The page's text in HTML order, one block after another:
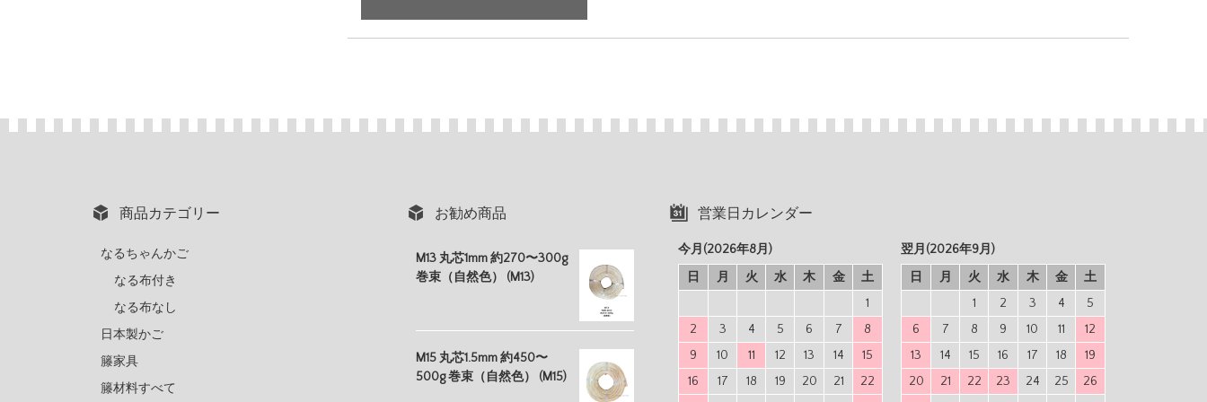
商品カテゴリー
なるちゃんかご
なる布付き
なる布なし
日本製かご
籐家具
籐材料すべて
お勧め商品
M13 丸芯1mm 約270〜300g
巻束（自然色） (M13)
M15 丸芯1.5mm 約450〜
500g 巻束（自然色） (M15)
営業日カレンダー
今月(2026年8月)
日
月 火 水 木 金
土
1
2
3 4 5 6 7
8
9
10 11 12 13 14
15
16
17 18 19 20 21
22
翌月(2026年9月)
日
月 火 水 木 金
土
1
2 3 4
5
6
7 8 9 10 11
12
13
14 15 16 17 18
19
20
21 22 23 24 25
26